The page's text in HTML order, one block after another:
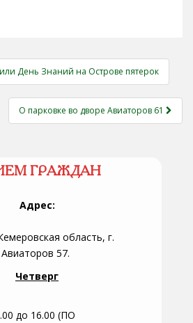
или День Знаний на Острове пятерок
О парковке во дворе Авиаторов 61
ГРАЖДАН
Адрес:
область, г.
57.
Четверг
до 16.00 (ПО